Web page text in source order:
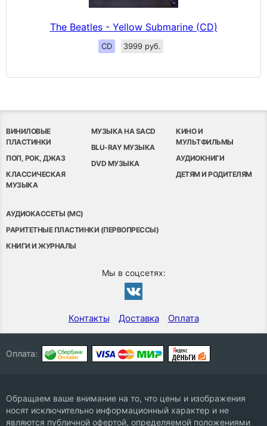
The Beatles - Yellow Submarine (CD)
CD 3999 руб.
ВИНИЛОВЫЕ
ПЛАСТИНКИ
ПОП, РОК, ДЖАЗ
КЛАССИЧЕСКАЯ
МУЗЫКА
МУЗЫКА НА SACD
BLU-RAY МУЗЫКА
DVD МУЗЫКА
КИНО И
МУЛЬТФИЛЬМЫ
АУДИОКНИГИ
ДЕТЯМ И РОДИТЕЛЯМ
АУДИОКАССЕТЫ (MC)
РАРИТЕТНЫЕ ПЛАСТИНКИ (ПЕРВОПРЕССЫ)
КНИГИ И ЖУРНАЛЫ
Мы в соцсетях:
Контакты Доставка Оплата
Оплата:
Обращаем ваше внимание на то, что цены и изображения
носят исключительно информационный характер и не
являются публичной офертой, определяемой положениями